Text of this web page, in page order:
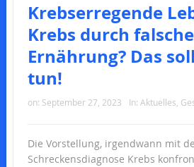
Krebserregende
Krebs durch falsche
Ernährung? Das
tun!
on: September 27, 2023 In: Aktuelles,
Die Vorstellung, irgendwann mit
Schreckensdiagnose Krebs